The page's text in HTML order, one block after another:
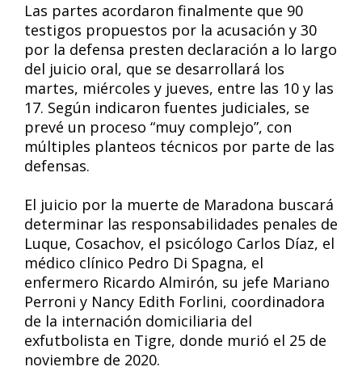
Las partes acordaron finalmente que 90
testigos propuestos por la acusación y 30
por la defensa presten declaración a lo largo
del juicio oral, que se desarrollará los
martes, miércoles y jueves, entre las 10 y las
17. Según indicaron fuentes judiciales, se
prevé un proceso “muy complejo”, con
múltiples planteos técnicos por parte de las
defensas.
El juicio por la muerte de Maradona buscará
determinar las responsabilidades penales de
Luque, Cosachov, el psicólogo Carlos Díaz, el
médico clínico Pedro Di Spagna, el
enfermero Ricardo Almirón, su jefe Mariano
Perroni y Nancy Edith Forlini, coordinadora
de la internación domiciliaria del
exfutbolista en Tigre, donde murió el 25 de
noviembre de 2020.